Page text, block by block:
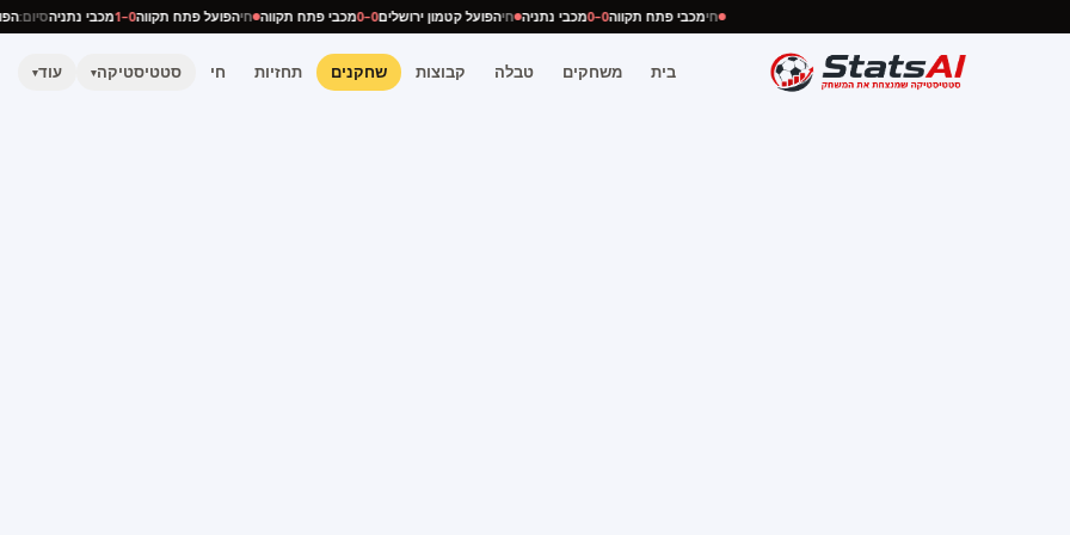
חימכבי פתח תקווה0–0 מכבי נתניה חיהפועל קטמון ירושלים0–0 מכבי פתח תקווה חיהפועל פתח תקווה0–1 מכבי נתניהסיום:
בית משחקים טבלה קבוצות שחקנים תחזיות חי סטטיסטיקה▾ עוד▾